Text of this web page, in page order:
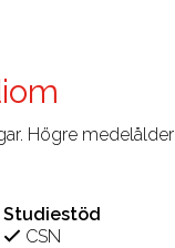
Högre medelålder
Studiestöd
CSN